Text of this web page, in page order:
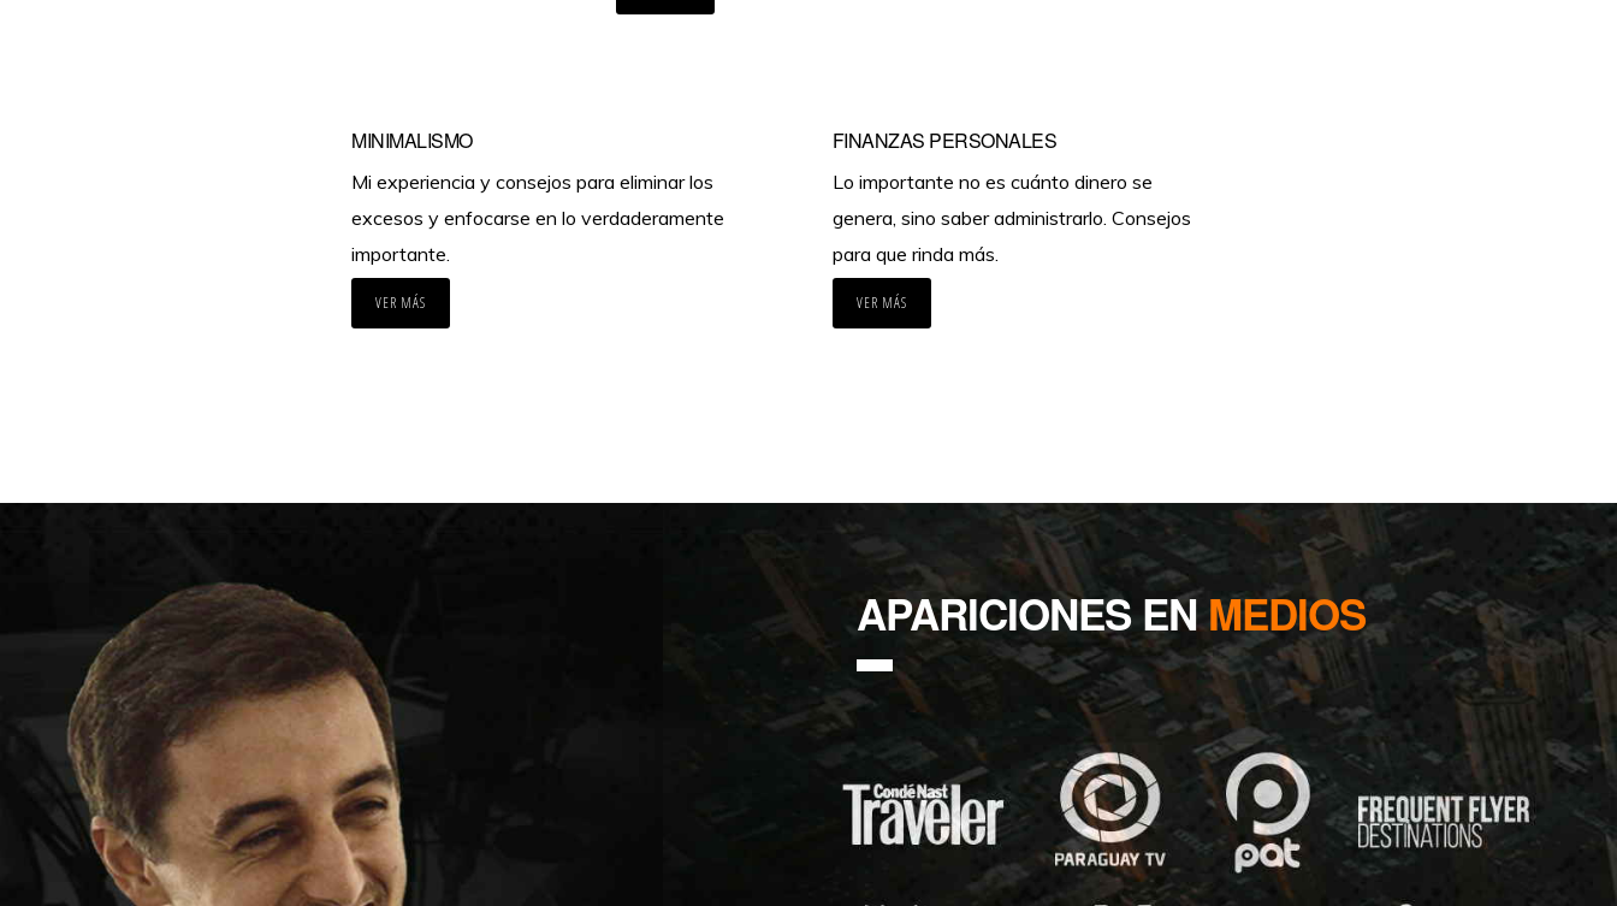
MINIMALISMO
Mi experiencia y consejos para eliminar los
excesos y enfocarse en lo verdaderamente
importante.
VER MÁS
FINANZAS PERSONALES
Lo importante no es cuánto dinero se
genera, sino saber administrarlo. Consejos
para que rinda más.
VER MÁS
APARICIONES ENMEDIOS